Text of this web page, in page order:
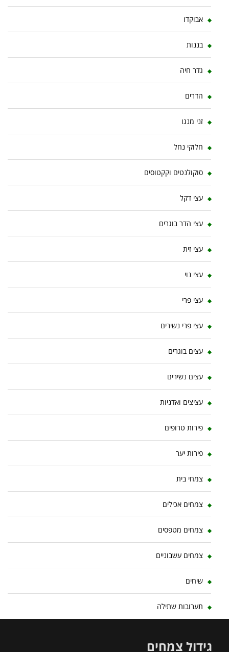
אבוקדו
בננות
גדר חיה
הדרים
זני מנגו
חלוקי נחל
סוקולנטים וקקטוסים
עצי דקל
עצי הדר בוגרים
עצי זית
עצי נוי
עצי פרי
עצי פרי נשירים
עצים בוגרים
עצים נשירים
עציצים ואדניות
פירות טרופים
פירות יער
צמחי בית
צמחים אכילים
צמחים מטפסים
צמחים עשבוניים
שיחים
תערובות שתילה
גידול צמחים